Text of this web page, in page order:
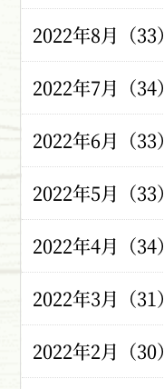
2022年8月（33）
2022年7月（34）
2022年6月（33）
2022年5月（33）
2022年4月（34）
2022年3月（31）
2022年2月（30）